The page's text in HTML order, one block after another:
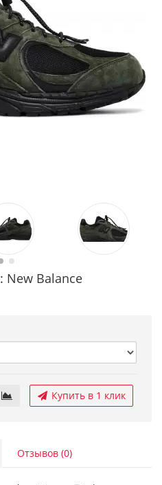
New Balance
Купить в 1 клик
Отзывов (0)